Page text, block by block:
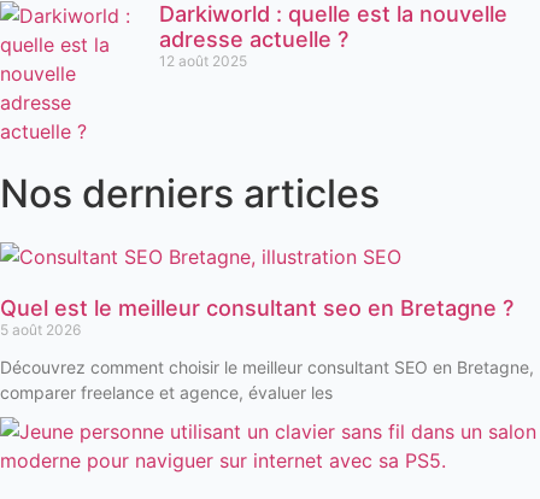
Darkiworld : quelle est la nouvelle
adresse actuelle ?
12 août 2025
Nos derniers articles
Quel est le meilleur consultant seo en Bretagne ?
5 août 2026
Découvrez comment choisir le meilleur consultant SEO en Bretagne,
comparer freelance et agence, évaluer les